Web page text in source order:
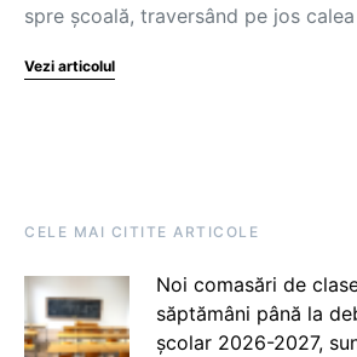
spre școală, traversând pe jos
Vezi articolul
CELE MAI CITITE ARTICOLE
Noi comasări de
săptămâni până la
școlar 2026-2027,